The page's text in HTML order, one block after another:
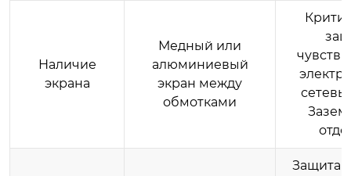
Наличие
экрана
Медный или
алюминиевый
экран между
обмотками
Защита